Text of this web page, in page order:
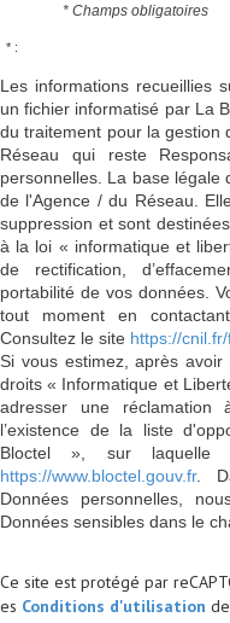
* Champs obligatoires
* :
Les informations recueillies
un fichier informatisé par La
du traitement pour la gestion
Réseau qui reste
personnelles. La base
de l'Agence / du Réseau.
suppression et sont
à la loi « informatique et
de rectification,
portabilité de vos données.
tout moment en
Consultez le site https://
Si vous estimez, après
droits « Informatique et
adresser une
l’existence de la liste
Bloctel », sur
https://www.bloctel.gouv.fr.
Données personnelles,
Données sensibles dans le
Ce site est protégé par
es Conditions d'utilisation